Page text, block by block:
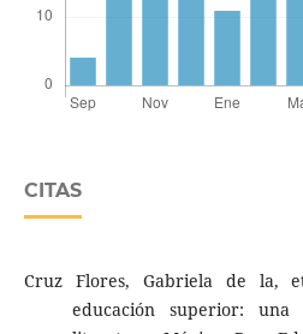
CITAS
Cruz Flores, Gabriela de la,
educación superior: